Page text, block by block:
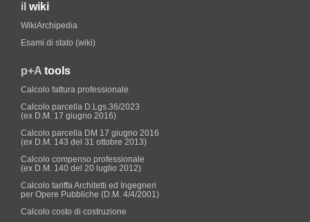
il wiki
WikiArchipedia
Esami di stato (wiki)
p+A tools
Calcolo fattura professionale
Calcolo parcella D.Lgs.36/2023
(ex D.M. 17 giugno 2016)
Calcolo parcella DM 17 giugno 2016
(ex D.M. 143 del 31 ottobre 2013)
Calcolo compenso professionale
(ex D.M. 140 del 20 luglio 2012)
Calcolo tariffa Architetti ed Ingegneri
per Opere Pubbliche (D.M. 4/4/2001)
Calcolo costo di costruzione